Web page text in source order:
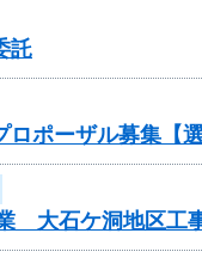
託
ポーザル募集【選
大石ケ洞地区工